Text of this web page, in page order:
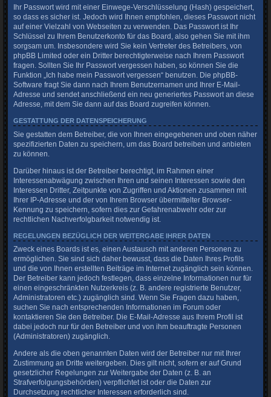
Ihr Passwort wird mit einer Einwege-Verschlüsselung (Hash) gespeichert,
so dass es sicher ist. Jedoch wird Ihnen empfohlen, dieses Passwort nicht
auf einer Vielzahl von Webseiten zu verwenden. Das Passwort ist Ihr
Schlüssel zu Ihrem Benutzerkonto für das Board, also gehen Sie mit ihm
sorgsam um. Insbesondere wird Sie kein Vertreter des Betreibers, von
phpBB Limited oder ein Dritter berechtigterweise nach Ihrem Passwort
fragen. Sollten Sie Ihr Passwort vergessen haben, so können Sie die
Funktion „Ich habe mein Passwort vergessen“ benutzen. Die phpBB-
Software fragt Sie dann nach Ihrem Benutzernamen und Ihrer E-Mail-
Adresse und sendet anschließend ein neu generiertes Passwort an diese
Adresse, mit dem Sie dann auf das Board zugreifen können.
GESTATTUNG DER DATENSPEICHERUNG
Sie gestatten dem Betreiber, die von Ihnen eingegebenen und oben näher
spezifizierten Daten zu speichern, um das Board betreiben und anbieten
zu können.
Darüber hinaus ist der Betreiber berechtigt, im Rahmen einer
Interessenabwägung zwischen Ihren und seinen Interessen sowie den
Interessen Dritter, Zeitpunkte von Zugriffen und Aktionen zusammen mit
Ihrer IP-Adresse und der von Ihrem Browser übermittelter Browser-
Kennung zu speichern, sofern dies zur Gefahrenabwehr oder zur
rechtlichen Nachverfolgbarkeit notwendig ist.
REGELUNGEN BEZÜGLICH DER WEITERGABE IHRER DATEN
Zweck eines Boards ist es, einen Austausch mit anderen Personen zu
ermöglichen. Sie sind sich daher bewusst, dass die Daten Ihres Profils
und die von Ihnen erstellten Beiträge im Internet zugänglich sein können.
Der Betreiber kann jedoch festlegen, dass einzelne Informationen nur für
einen eingeschränkten Nutzerkreis (z. B. andere registrierte Benutzer,
Administratoren etc.) zugänglich sind. Wenn Sie Fragen dazu haben,
suchen Sie nach entsprechenden Informationen im Forum oder
kontaktieren Sie den Betreiber. Die E-Mail-Adresse aus Ihrem Profil ist
dabei jedoch nur für den Betreiber und von ihm beauftragte Personen
(Administratoren) zugänglich.
Andere als die oben genannten Daten wird der Betreiber nur mit Ihrer
Zustimmung an Dritte weitergeben. Dies gilt nicht, sofern er auf Grund
gesetzlicher Regelungen zur Weitergabe der Daten (z. B. an
Strafverfolgungsbehörden) verpflichtet ist oder die Daten zur
Durchsetzung rechtlicher Interessen erforderlich sind.